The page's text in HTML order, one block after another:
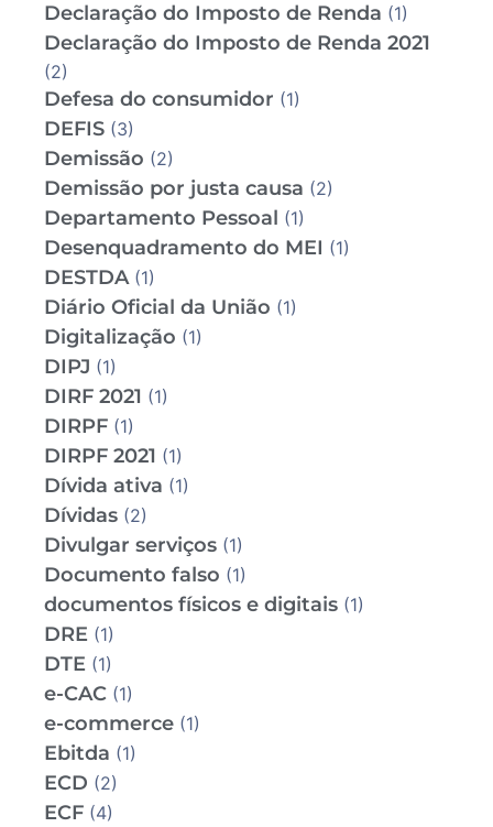
Declaração do Imposto de Renda (1)
Declaração do Imposto de Renda 2021
(2)
Defesa do consumidor (1)
DEFIS (3)
Demissão (2)
Demissão por justa causa (2)
Departamento Pessoal (1)
Desenquadramento do MEI (1)
DESTDA(1)
Diário Oficial da União (1)
Digitalização (1)
DIPJ (1)
DIRF 2021 (1)
DIRPF (1)
DIRPF 2021 (1)
Dívida ativa (1)
Dívidas (2)
Divulgar serviços (1)
Documento falso (1)
documentos físicos e digitais (1)
DRE (1)
DTE (1)
e-CAC (1)
e-commerce (1)
Ebitda (1)
ECD (2)
ECF (4)